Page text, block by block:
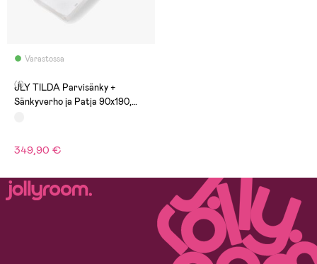
Varastossa
(1)
JLY TILDA Parvisänky +
Sänkyverho ja Patja 90x190,
349,90 €